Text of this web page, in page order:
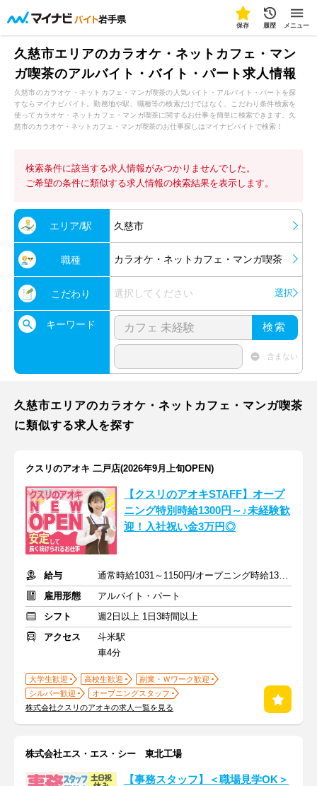
岩手県
保存 履歴 メニュー
久慈市エリアのカラオケ・ネットカフェ・マン
ガ喫茶のアルバイト・バイト・パート求人情報
久慈市のカラオケ・ネットカフェ・マンガ喫茶の人気バイト・アルバイト・パートを探
すならマイナビバイト。勤務地や駅、職種等の検索だけではなく、こだわり条件検索を
使ってカラオケ・ネットカフェ・マンガ喫茶に関するお仕事を簡単に検索できます。久
慈市のカラオケ・ネットカフェ・マンガ喫茶のお仕事探しはマイナビバイトで検索！
検索条件に該当する求人情報がみつかりませんでした。
ご希望の条件に類似する求人情報の検索結果を表示します。
エリア/駅 久慈市
職種 カラオケ・ネットカフェ・マンガ喫茶
こだわり 選択してください 選択
キーワード 検索
含まない
久慈市エリアのカラオケ・ネットカフェ・マンガ喫茶
に類似する求人を探す
クスリのアオキ 二戸店(2026年9月上旬OPEN)
【クスリのアオキSTAFF】オープ
ニング特別時給1300円～♪未経験歓
迎！入社祝い金3万円◎
給与
通常時給1031～1150円/オープニング時給1300～1400円
雇用形態
アルバイト・パート
シフト
週2日以上 1日3時間以上
アクセス
斗米駅
車4分
大学生歓迎 高校生歓迎
副業・Ｗワーク歓迎
シルバー歓迎
オープニングスタッフ
株式会社クスリのアオキの求人一覧を見る
株式会社エス・エス・シー 東北工場
【事務スタッフ】＜職場見学OK＞